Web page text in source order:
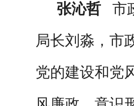
张沁哲
市
局长刘淼，市
党的建设和党